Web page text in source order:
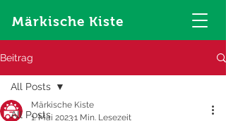
Märkische Kiste
Beitrag
All Posts
All Posts
Märkische Kiste
1. Mai 20231 Min. Lesezeit